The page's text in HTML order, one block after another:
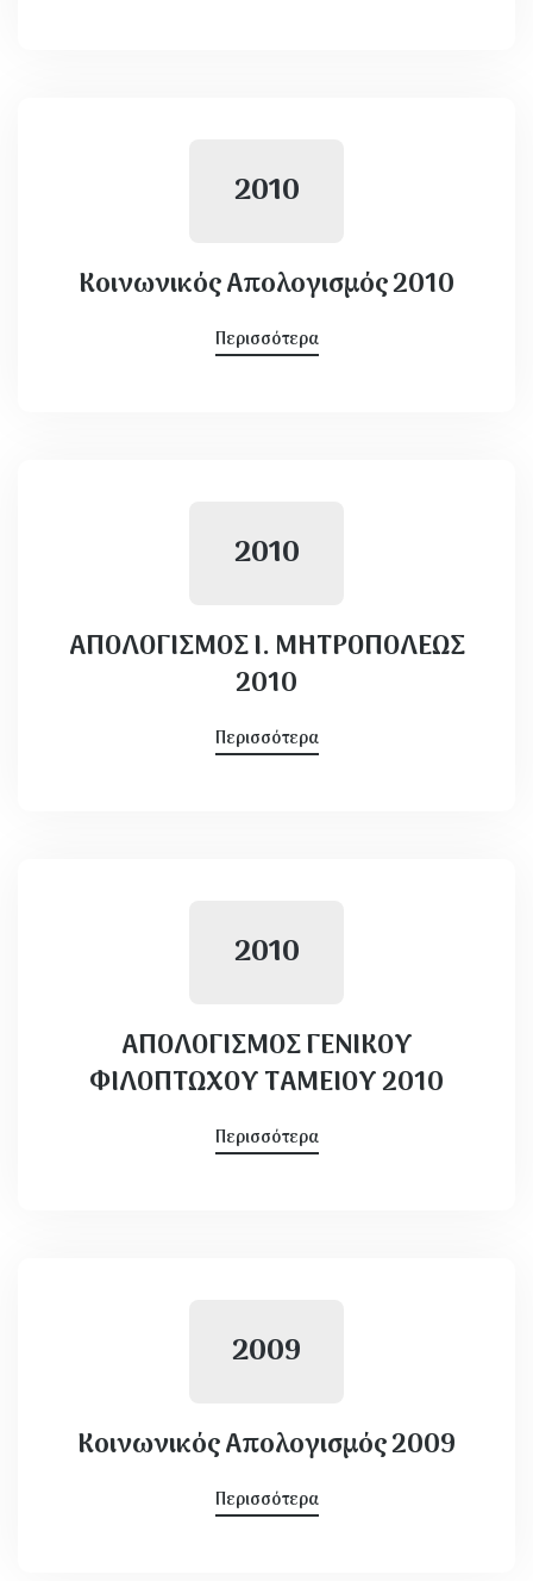
2010
Κοινωνικός Απολογισμός 2010
Περισσότερα
2010
ΑΠΟΛΟΓΙΣΜΟΣ Ι. ΜΗΤΡΟΠΟΛΕΩΣ
2010
Περισσότερα
2010
ΑΠΟΛΟΓΙΣΜΟΣ ΓΕΝΙΚΟΥ
ΦΙΛΟΠΤΩΧΟΥ ΤΑΜΕΙΟΥ 2010
Περισσότερα
2009
Κοινωνικός Απολογισμός 2009
Περισσότερα